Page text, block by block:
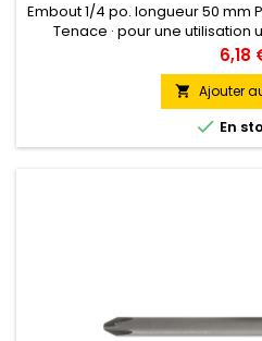
Embout 1/4 po. longueur 50 mm
Tenace · pour une utilisation
utilisation manuelle ou
conventionnelles) Entraînement
six pans de 6,3 mm (1/
Prix
6,18
 Ajouter
 En